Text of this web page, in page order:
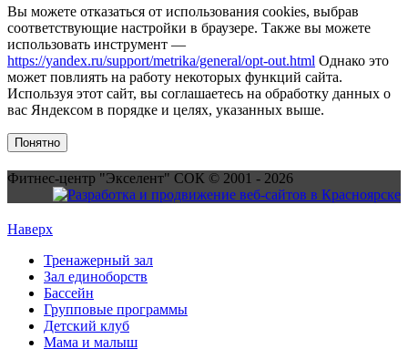
Вы можете отказаться от использования cookies, выбрав
соответствующие настройки в браузере. Также вы можете
использовать инструмент —
https://yandex.ru/support/metrika/general/opt-out.html Однако это
может повлиять на работу некоторых функций сайта.
Используя этот сайт, вы соглашаетесь на обработку данных о
вас Яндексом в порядке и целях, указанных выше.
Понятно
Фитнес-центр "Экселент" СОК © 2001 - 2026
Наверх
Тренажерный зал
Зал единоборств
Бассейн
Групповые программы
Детский клуб
Мама и малыш